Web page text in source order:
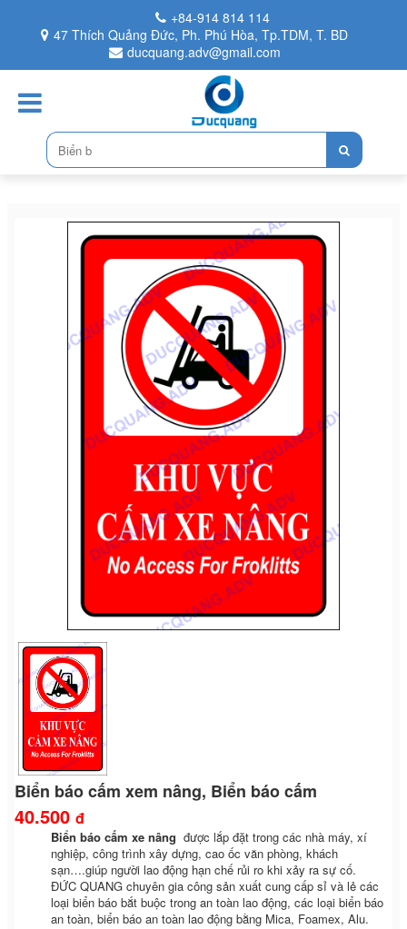
+84-914 814 114
47 Thích Quảng Đức, Ph. Phú Hòa, Tp.TDM, T. BD
ducquang.adv@gmail.com
Biển báo cấm xem nâng, Biển báo cấm
40.500 đ
Biển báo cấm xe nâng được lắp đặt trong các nhà máy, xí
nghiệp, công trình xây dựng, cao ốc văn phòng, khách
sạn….giúp người lao động hạn chế rủi ro khi xảy ra sự cố.
ĐỨC QUANG chuyên gia công sản xuất cung cấp sỉ và lẻ các
loại biển báo bắt buộc trong an toàn lao động, các loại biển báo
an toàn, biển báo an toàn lao động bằng Mica, Foamex, Alu.